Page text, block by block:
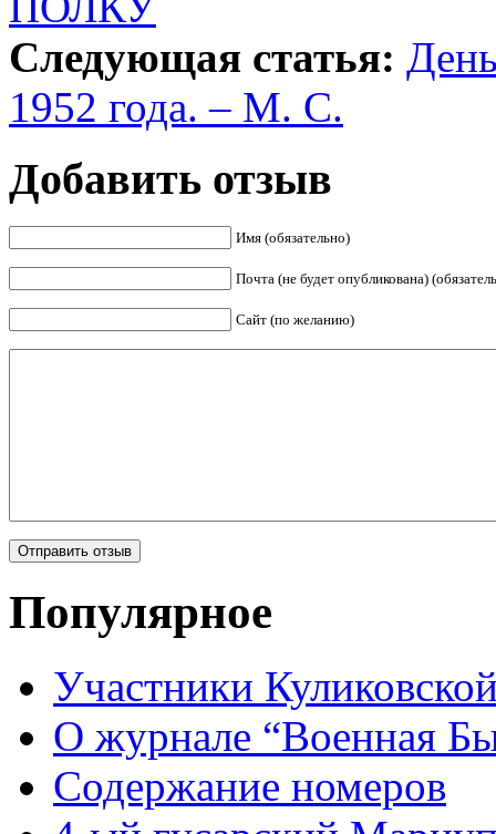
Следующая статья:
1952 года. – М. С.
Добавить отзыв
Имя (обязательно)
Почта (не будет опубликована)
Сайт (по желанию)
Популярное
Участники
О журнале “Военная
Содержание номеров